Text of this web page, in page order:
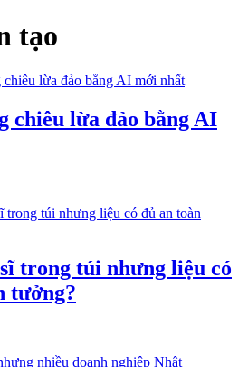
tạo
chiêu lừa đảo bằng AI
trong túi nhưng liệu có
tưởng?